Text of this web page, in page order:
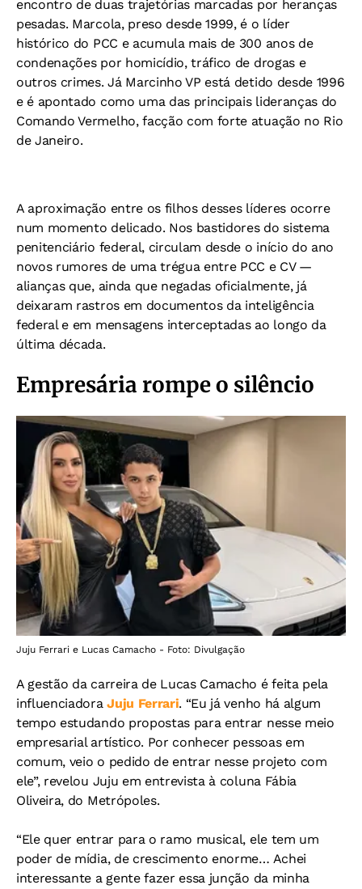
encontro de duas trajetórias marcadas por heranças
pesadas. Marcola, preso desde 1999, é o líder
histórico do PCC e acumula mais de 300 anos de
condenações por homicídio, tráfico de drogas e
outros crimes. Já Marcinho VP está detido desde 1996
e é apontado como uma das principais lideranças do
Comando Vermelho, facção com forte atuação no Rio
de Janeiro.
A aproximação entre os filhos desses líderes ocorre
num momento delicado. Nos bastidores do sistema
penitenciário federal, circulam desde o início do ano
novos rumores de uma trégua entre PCC e CV —
alianças que, ainda que negadas oficialmente, já
deixaram rastros em documentos da inteligência
federal e em mensagens interceptadas ao longo da
última década.
Empresária rompe o silêncio
Juju Ferrari e Lucas Camacho - Foto: Divulgação
A gestão da carreira de Lucas Camacho é feita pela
influenciadoraJuju Ferrari. “Eu já venho há algum
tempo estudando propostas para entrar nesse meio
empresarial artístico. Por conhecer pessoas em
comum, veio o pedido de entrar nesse projeto com
ele”, revelou Juju em entrevista à coluna Fábia
Oliveira, do Metrópoles.
“Ele quer entrar para o ramo musical, ele tem um
poder de mídia, de crescimento enorme… Achei
interessante a gente fazer essa junção da minha